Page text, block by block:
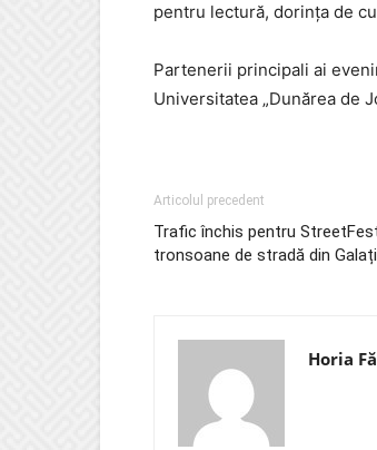
pentru lectură, dorința de
Partenerii principali ai
Universitatea „Dunărea de
Articolul precedent
Trafic închis pentru
tronsoane de stradă din Galați
Horia